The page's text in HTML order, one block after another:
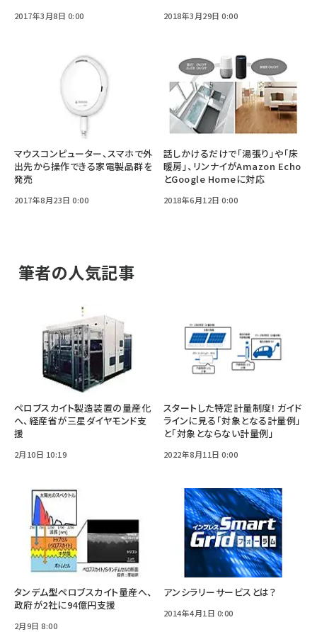
2017年3月8日 0:00 2018年3月29日 0:00
マウスコンピューター、スマホで外
出先から操作できる家電製品群を
発売
2017年8月23日 0:00
話しかけるだけで「湯張り」や「床
暖房」、リンナイがAmazon Echo
とGoogle Homeに対応
2018年6月12日 0:00
筆者の人気記事
ペロブスカイト製造装置の量産化
へ、経産省が三星ダイヤモンド支
援
2月10日 10:19
スタートした特定計量制度! ガイド
ラインに見る「対象となる計量例」
と「対象とならない計量例」
2022年8月11日 0:00
タンデム型ペロブスカイト量産へ、
政府が2社に94億円支援
2月9日 8:00
アンシラリーサービスとは？
2014年4月1日 0:00